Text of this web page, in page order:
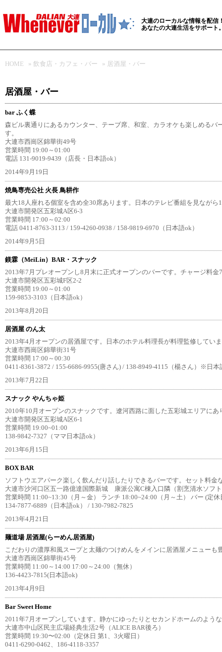
大連のローカルな情報を配信
あなたの大連生活をサポート
HOME » 飲食店・カフェ・バー » 居酒屋・バー
居酒屋・バー
bar ふく蝶
森ビル裏通りにあるカウンター、テーブ席、和室、カラオケも楽しめるバ
す。
大連市西崗区錦華街49号
営業時間 19:00～01:00
電話 131-9019-9439（店長・日本語ok）
2014年9月19日
焼鳥専売公社 火長 鳥耕作
最大18人座れる個室を含め全30席あります。日本のテレビ番組を見ながら
大連市開発区五彩城A区6-3
営業時間 17:00～02:00
電話 0411-8763-3113 / 159-4260-0938 / 158-9819-6970（日本語ok）
2014年9月5日
鎂霖（MeiLin）BAR・スナック
2013年7月プレオープンし8月末に正式オープンのバーです。チャージ料金
大連市開発区五彩城F区2-2
営業時間 19:00～01:00
159-9853-3103（日本語ok）
2013年8月20日
居酒屋 のん太
2013年4月オープンの居酒屋です。日本のホテル料理長が料理監修してい
大連市西崗区錦華街31号
営業時間 17:00～00:30
0411-8361-3872 / 155-6686-9955(唐さん) / 138-8949-4115（楊さん）※日本
2013年7月22日
スナック やんちゃ姫
2010年10月オープンのスナックです。遼河西路に面した五彩城エリアにあ
大連市開発区五彩城A区6-1
営業時間 19:00~01:00
138-9842-7327（ママ日本語ok）
2013年6月15日
BOX BAR
ソフトウエアパーク楽しく飲んだり話したりできるバーです。セット料金
大連市沙河口区五一路億達国際新城 康派公寓C棟入口隣（割烹清水ソフ
営業時間 11:00~13:30（月～金） ランチ 18:00~24:00（月～土） バー (定休
134-7877-6889（日本語ok） / 130-7982-7825
2013年4月21日
麺道場 居酒屋(らーめん居酒屋)
こだわりの濃厚和風スープと太麺のつけめんをメインに居酒屋メニューも
大連市西崗区錦華街45号
営業時間 11:00～14:00 17:00～24:00（無休）
136-4423-7815(日本語ok)
2013年4月9日
Bar Sweet Home
2011年7月オープンしています。静かにゆったりとセカンドホームのよう
大連市中山区民主広場経典生活2号（ALICE BAR後ろ）
営業時間 19:30〜02:00（定休日 第1、3火曜日）
0411-6290-0462、186-4118-3357